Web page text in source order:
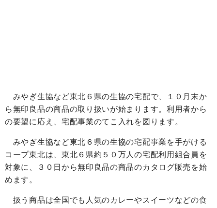
みやぎ生協など東北６県の生協の宅配で、１０月末か
ら無印良品の商品の取り扱いが始まります。利用者から
の要望に応え、宅配事業のてこ入れを図ります。
みやぎ生協など東北６県の生協の宅配事業を手がける
コープ東北は、東北６県約５０万人の宅配利用組合員を
対象に、３０日から無印良品の商品のカタログ販売を始
めます。
扱う商品は全国でも人気のカレーやスイーツなどの食